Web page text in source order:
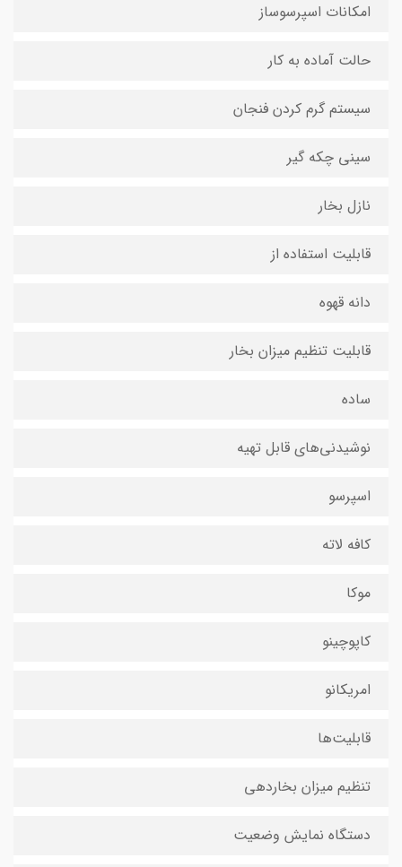
امکانات اسپرسوساز
حالت آماده به کار
سیستم گرم کردن فنجان
سینی چکه گیر
نازل بخار
قابلیت استفاده از
دانه قهوه
قابلیت تنظیم میزان بخار
ساده
نوشیدنی‌های قابل تهیه
اسپرسو
کافه لاته
موکا
کاپوچینو
امریکانو
قابلیت‌ها
تنظیم میزان بخاردهی
دستگاه نمایش وضعیت